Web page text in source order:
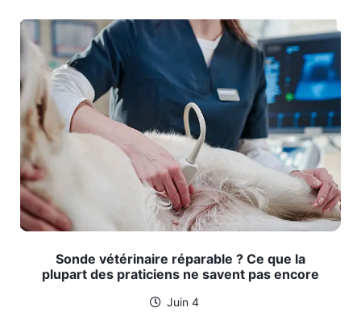
Sonde vétérinaire réparable ? Ce que la
plupart des praticiens ne savent pas encore
Juin 4